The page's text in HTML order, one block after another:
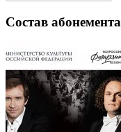
Состав абонемента